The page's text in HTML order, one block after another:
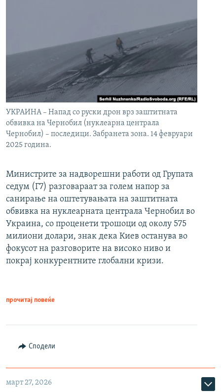
УКРАИНА – Напад со руски дрон врз заштитната
обвивка на Чернобил (нуклеарна централа
Чернобил) – последици. Забранета зона. 14 февруари
2025 година.
Министрите за надворешни работи од Групата
седум (Г7) разговараат за голем напор за
санирање на оштетувањата на заштитната
обвивка на нуклеарната централа Чернобил во
Украина, со проценети трошоци од околу 575
милиони долари, знак дека Киев останува во
фокусот на разговорите на високо ниво и
покрај конкурентните глобални кризи.
прочитај повеќе
Сподели
март 27, 2026